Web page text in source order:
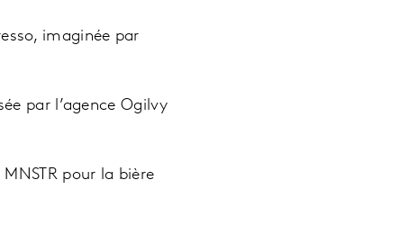
imaginée par
par l’agence Ogilvy
pour la bière